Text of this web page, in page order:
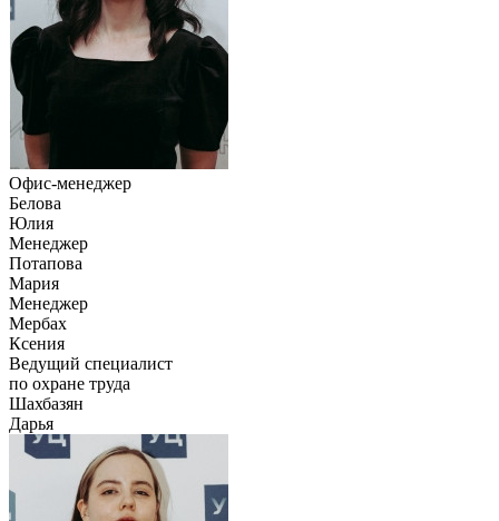
Офис-менеджер
Белова
Юлия
Менеджер
Потапова
Мария
Менеджер
Мербах
Ксения
Ведущий специалист
по охране труда
Шахбазян
Дарья